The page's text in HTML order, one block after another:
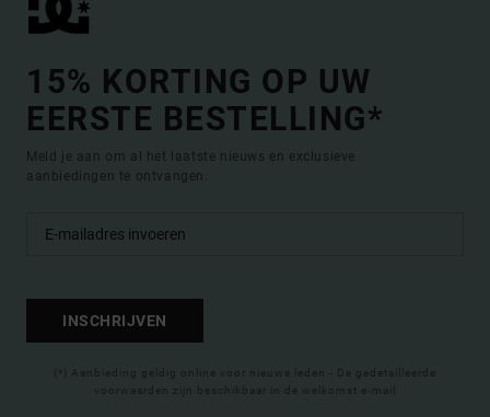
15% KORTING OP UW
EERSTE BESTELLING*
Meld je aan om al het laatste nieuws en exclusieve
aanbiedingen te ontvangen.
INSCHRIJVEN
(*) Aanbieding geldig online voor nieuwe leden - De gedetailleerde
voorwaarden zijn beschikbaar in de welkomst e-mail